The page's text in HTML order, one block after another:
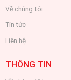
Về chúng tôi
Tin tức
Liên hệ
THÔNG TIN